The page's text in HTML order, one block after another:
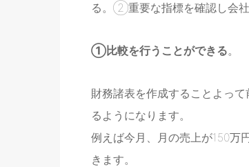
る。②重要な指標を確認し会社
①比較を行うことができる。
財務諸表を作成することよっ
るようになります。
例えば今月、月の売上が150万
きます。